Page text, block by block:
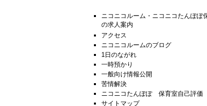
ニコニコルーム・ニコニコたんぽぽ
の求人案内
アクセス
ニコニコルームのブログ
1日のながれ
一時預かり
一般向け情報公開
苦情解決
ニコニコたんぽぽ 保育室自己評価
サイトマップ